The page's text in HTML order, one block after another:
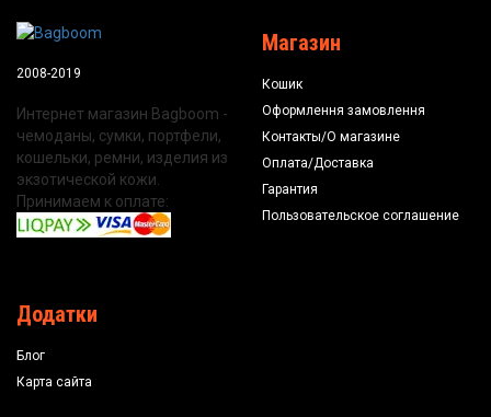
2008-2019
Интернет магазин Bagboom -
чемоданы, сумки, портфели,
кошельки, ремни, изделия из
экзотической кожи.
Принимаем к оплате:
Магазин
Кошик
Оформлення замовлення
Контакты/О магазине
Оплата/Доставка
Гарантия
Пользовательское соглашение
Додатки
Блог
Карта сайта